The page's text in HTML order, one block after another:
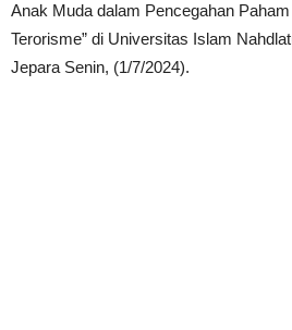
Anak Muda dalam Pencegahan
Terorisme” di Universitas Islam
Jepara Senin, (1/7/2024).